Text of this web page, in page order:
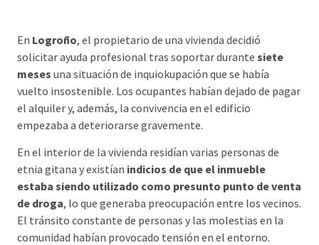
En Logroño, el propietario de una vivienda decidió
solicitar ayuda profesional tras soportar durante siete
meses una situación de inquiokupación que se había
vuelto insostenible. Los ocupantes habían dejado de pagar
el alquiler y, además, la convivencia en el edificio
empezaba a deteriorarse gravemente.
En el interior de la vivienda residían varias personas de
etnia gitana y existían indicios de que el inmueble
estaba siendo utilizado como presunto punto de venta
de droga, lo que generaba preocupación entre los vecinos.
El tránsito constante de personas y las molestias en la
comunidad habían provocado tensión en el entorno.